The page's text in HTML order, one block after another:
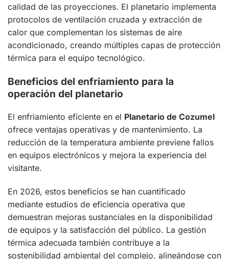
calidad de las proyecciones. El planetario implementa
protocolos de ventilación cruzada y extracción de
calor que complementan los sistemas de aire
acondicionado, creando múltiples capas de protección
térmica para el equipo tecnológico.
Beneficios del enfriamiento para la
operación del planetario
El enfriamiento eficiente en el Planetario de Cozumel
ofrece ventajas operativas y de mantenimiento. La
reducción de la temperatura ambiente previene fallos
en equipos electrónicos y mejora la experiencia del
visitante.
En 2026, estos beneficios se han cuantificado
mediante estudios de eficiencia operativa que
demuestran mejoras sustanciales en la disponibilidad
de equipos y la satisfacción del público. La gestión
térmica adecuada también contribuye a la
sostenibilidad ambiental del complejo, alineándose con